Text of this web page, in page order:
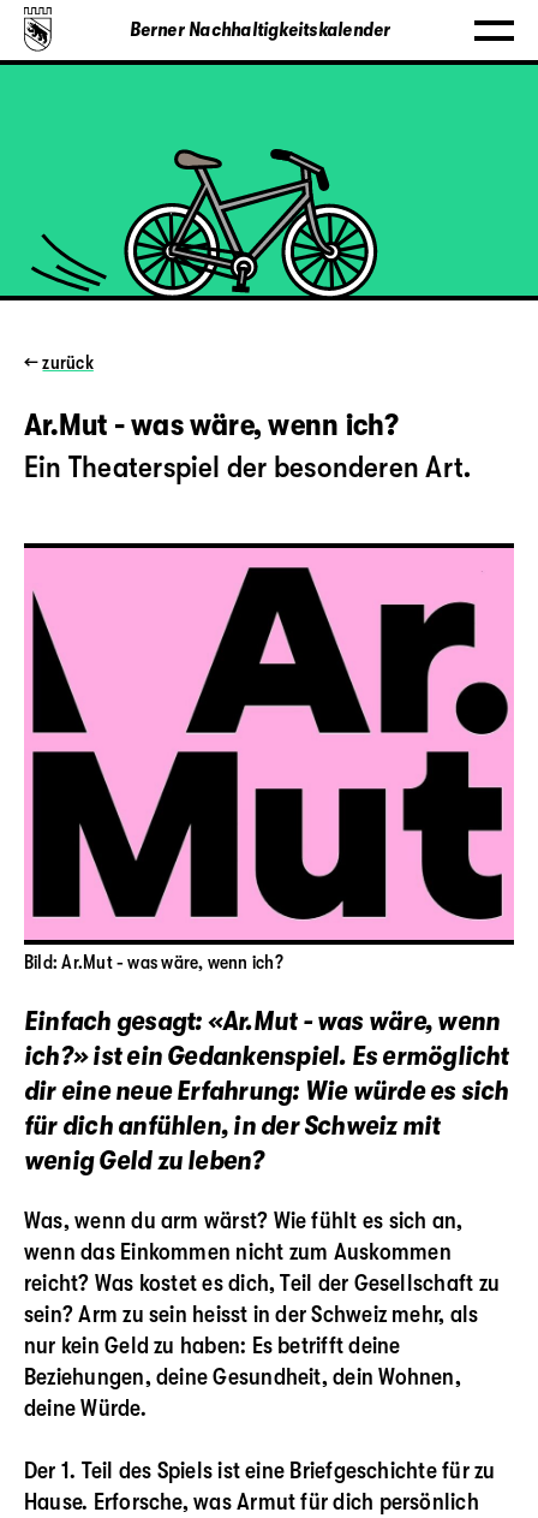
Berner Nachhaltigkeitskalender
←zurück
Ar.Mut - was wäre, wenn ich?
Ein Theaterspiel der besonderen Art.
Bild: Ar.Mut - was wäre, wenn ich?
Einfach gesagt: «Ar.Mut - was wäre, wenn
ich?» ist ein Gedankenspiel. Es ermöglicht
dir eine neue Erfahrung: Wie würde es sich
für dich anfühlen, in der Schweiz mit
wenig Geld zu leben?
Was, wenn du arm wärst? Wie fühlt es sich an,
wenn das Einkommen nicht zum Auskommen
reicht? Was kostet es dich, Teil der Gesellschaft zu
sein? Arm zu sein heisst in der Schweiz mehr, als
nur kein Geld zu haben: Es betrifft deine
Beziehungen, deine Gesundheit, dein Wohnen,
deine Würde.
Der 1. Teil des Spiels ist eine Briefgeschichte für zu
Hause. Erforsche, was Armut für dich persönlich